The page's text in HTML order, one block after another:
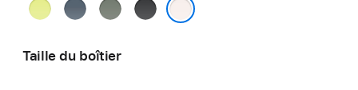
JauneBleu
Gris
Noir
Taille du boîtier